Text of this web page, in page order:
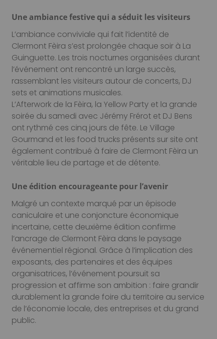
Une ambiance festive qui a séduit les visiteurs
L’ambiance conviviale qui fait l’identité de
Clermont Fèira s’est prolongée chaque soir à La
Guinguette. Les trois nocturnes organisées durant
l’événement ont rencontré un large succès,
rassemblant les visiteurs autour de concerts, DJ
sets et animations musicales.
L’Afterwork de la Fèira, la Yellow Party et la grande
soirée du samedi avec Jérémy Frérot et DJ Bens
ont rythmé ces cinq jours de fête. Le Village
Gourmand et les food trucks présents sur site ont
également contribué à faire de Clermont Fèira un
véritable lieu de partage et de détente.
Une édition encourageante pour l’avenir
Malgré un contexte marqué par un épisode
caniculaire et une conjoncture économique
incertaine, cette deuxième édition confirme
l’ancrage de Clermont Fèira dans le paysage
événementiel régional. Grâce à l’implication des
exposants, des partenaires et des équipes
organisatrices, l’événement poursuit sa
progression et affirme son ambition : faire grandir
durablement la grande foire du territoire au service
de l’économie locale, des entreprises et du grand
public.